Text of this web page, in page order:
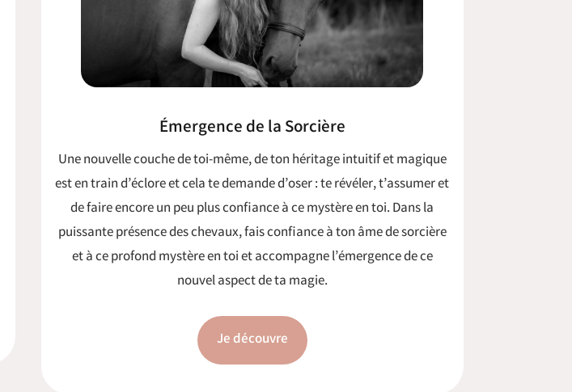
Émergence de la Sorcière
Une nouvelle couche de toi-même, de ton héritage intuitif et magique
est en train d’écloreet cela te demande d’oser : te révéler, t’assumer et
de faire encore un peu plus confiance à ce mystère en toi. Dans la
puissante présence des chevaux, fais confiance à ton âme de sorcière
et à ce profond mystère en toi et accompagne l’émergence de ce
nouvel aspect de ta magie.
Je découvre